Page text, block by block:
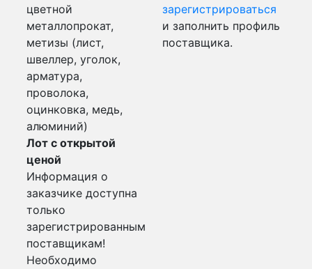
цветной
металлопрокат,
метизы (лист,
швеллер, уголок,
арматура,
проволока,
оцинковка, медь,
алюминий)
Лот с открытой
ценой
Информация о
заказчике доступна
только
зарегистрированным
поставщикам!
Необходимо
зарегистрироваться
и заполнить профиль
поставщика.